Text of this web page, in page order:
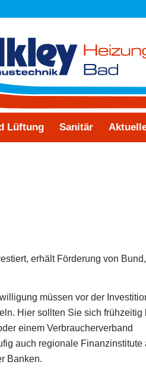
Lüftung Sanitär
erhält Förderung von Bund,
müssen vor der
Hier sollten Sie sich frühzeitig
einem Verbraucherverband
auch regionale Finanzinstitute
Banken.